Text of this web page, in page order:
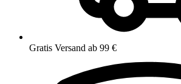
Gratis Versand ab 99 €